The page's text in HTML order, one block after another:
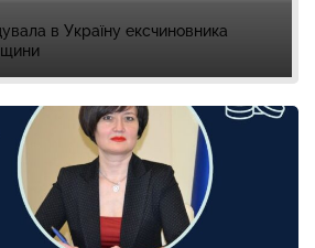
в Україну ексчиновника